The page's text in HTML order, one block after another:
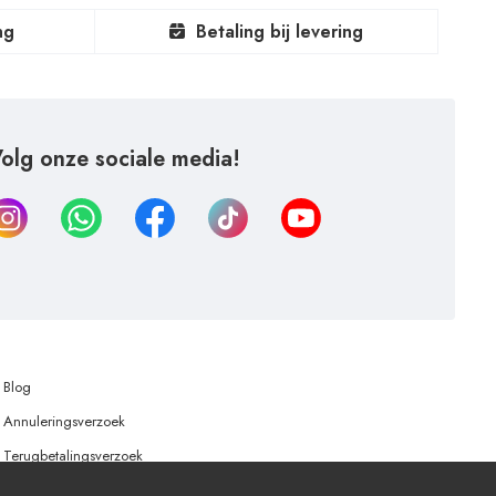
Betaling bij levering
onze sociale media!
Blog
Annuleringsverzoek
Terugbetalingsverzoek